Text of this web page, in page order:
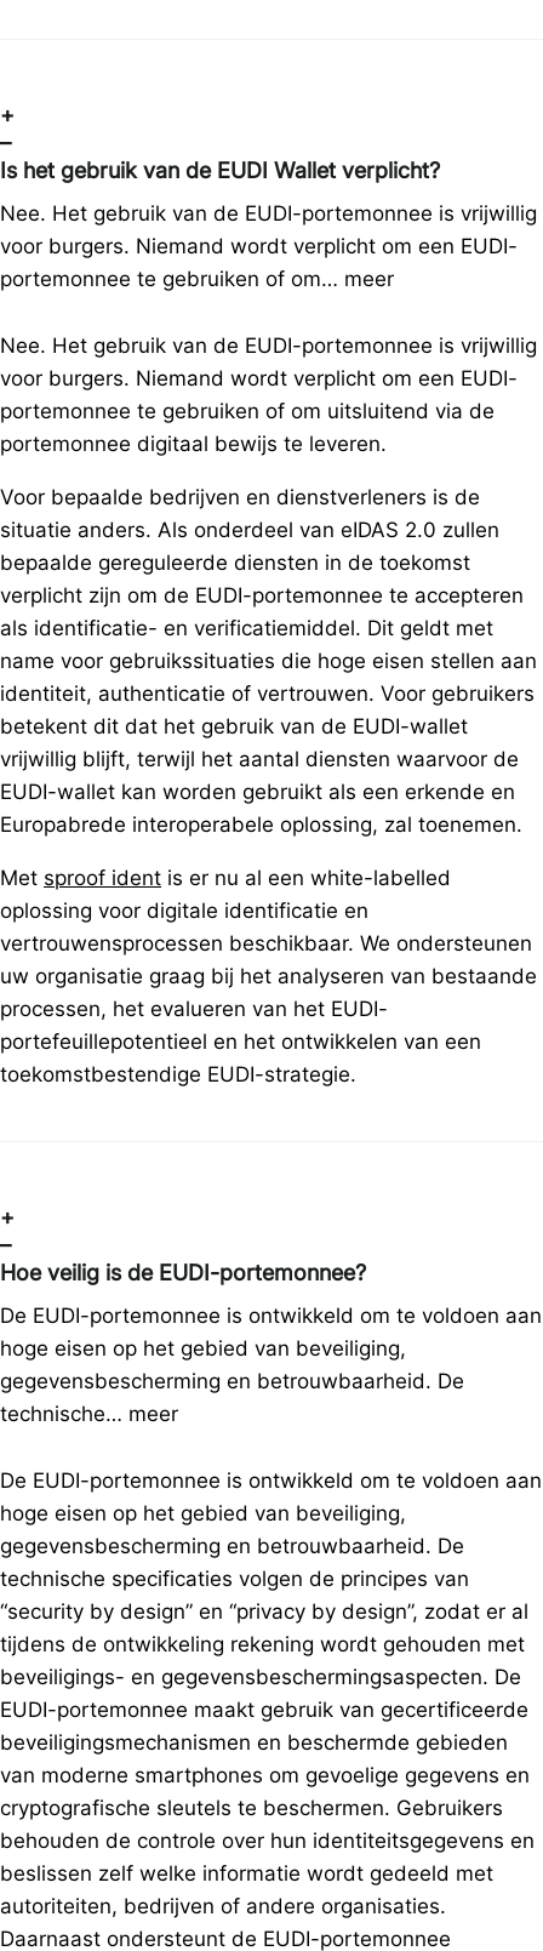
+
–
Is het gebruik van de EUDI Wallet verplicht?
Nee. Het gebruik van de EUDI-portemonnee is vrijwillig
voor burgers. Niemand wordt verplicht om een EUDI-
portemonnee te gebruiken of om… meer
Nee. Het gebruik van de EUDI-portemonnee is vrijwillig
voor burgers. Niemand wordt verplicht om een EUDI-
portemonnee te gebruiken of om uitsluitend via de
portemonnee digitaal bewijs te leveren.
Voor bepaalde bedrijven en dienstverleners is de
situatie anders. Als onderdeel van eIDAS 2.0 zullen
bepaalde gereguleerde diensten in de toekomst
verplicht zijn om de EUDI-portemonnee te accepteren
als identificatie- en verificatiemiddel. Dit geldt met
name voor gebruikssituaties die hoge eisen stellen aan
identiteit, authenticatie of vertrouwen. Voor gebruikers
betekent dit dat het gebruik van de EUDI-wallet
vrijwillig blijft, terwijl het aantal diensten waarvoor de
EUDI-wallet kan worden gebruikt als een erkende en
Europabrede interoperabele oplossing, zal toenemen.
Met sproof ident is er nu al een white-labelled
oplossing voor digitale identificatie en
vertrouwensprocessen beschikbaar. We ondersteunen
uw organisatie graag bij het analyseren van bestaande
processen, het evalueren van het EUDI-
portefeuillepotentieel en het ontwikkelen van een
toekomstbestendige EUDI-strategie.
+
–
Hoe veilig is de EUDI-portemonnee?
De EUDI-portemonnee is ontwikkeld om te voldoen aan
hoge eisen op het gebied van beveiliging,
gegevensbescherming en betrouwbaarheid. De
technische… meer
De EUDI-portemonnee is ontwikkeld om te voldoen aan
hoge eisen op het gebied van beveiliging,
gegevensbescherming en betrouwbaarheid. De
technische specificaties volgen de principes van
“security by design” en “privacy by design”, zodat er al
tijdens de ontwikkeling rekening wordt gehouden met
beveiligings- en gegevensbeschermingsaspecten. De
EUDI-portemonnee maakt gebruik van gecertificeerde
beveiligingsmechanismen en beschermde gebieden
van moderne smartphones om gevoelige gegevens en
cryptografische sleutels te beschermen. Gebruikers
behouden de controle over hun identiteitsgegevens en
beslissen zelf welke informatie wordt gedeeld met
autoriteiten, bedrijven of andere organisaties.
Daarnaast ondersteunt de EUDI-portemonnee